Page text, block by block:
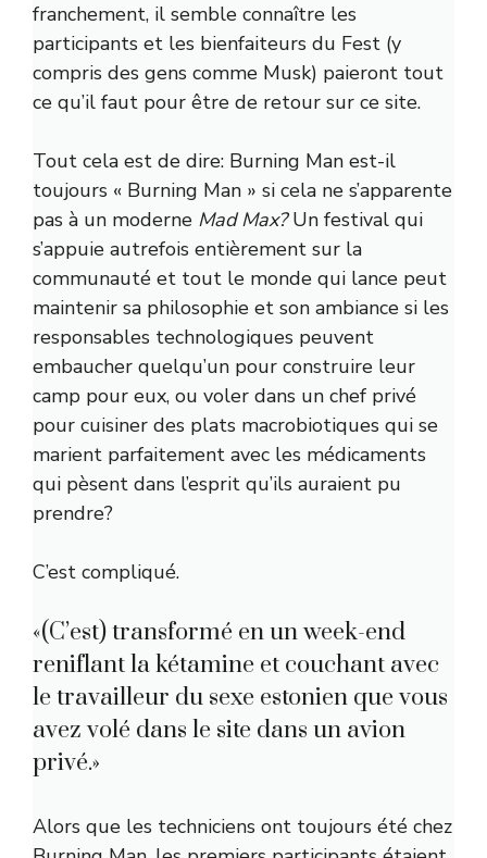
franchement, il semble connaître les
participants et les bienfaiteurs du Fest (y
compris des gens comme Musk) paieront tout
ce qu’il faut pour être de retour sur ce site.
Tout cela est de dire: Burning Man est-il
toujours « Burning Man » si cela ne s’apparente
pas à un moderne Mad Max?Un festival qui
s’appuie autrefois entièrement sur la
communauté et tout le monde qui lance peut
maintenir sa philosophie et son ambiance si les
responsables technologiques peuvent
embaucher quelqu’un pour construire leur
camp pour eux, ou voler dans un chef privé
pour cuisiner des plats macrobiotiques qui se
marient parfaitement avec les médicaments
qui pèsent dans l’esprit qu’ils auraient pu
prendre?
C’est compliqué.
«(C’est) transformé en un week-end
reniflant la kétamine et couchant avec
le travailleur du sexe estonien que vous
avez volé dans le site dans un avion
privé.»
Alors que les techniciens ont toujours été chez